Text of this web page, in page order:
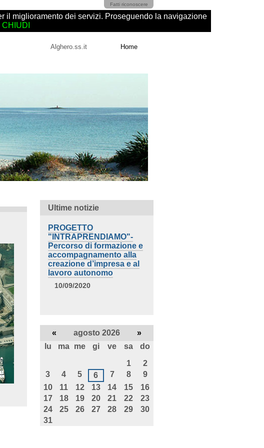
Fatti riconoscere
Alghero.ss.it Home
Ultime notizie
PROGETTO
"INTRAPRENDIAMO"-
Percorso di formazione e
accompagnamento alla
creazione d’impresa e al
lavoro autonomo
10/09/2020
« agosto 2026 »
lu ma me gi ve sa
do
1
2
3
4 5 6 7 8
9
10
11 12 13 14 15
16
17
18 19 20 21 22
23
24
25 26 27 28 29
30
31
il miglioramento dei servizi. Proseguendo la navigazione
CHIUDI